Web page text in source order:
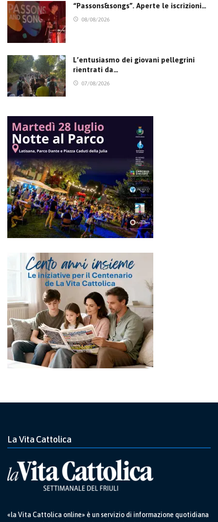
“Passons&songs”. Aperte le iscrizioni…
08/08/2026
L’entusiasmo dei giovani pellegrini
rientrati da…
07/08/2026
La Vita Cattolica
«la Vita Cattolica online» è un servizio di informazione quotidiana